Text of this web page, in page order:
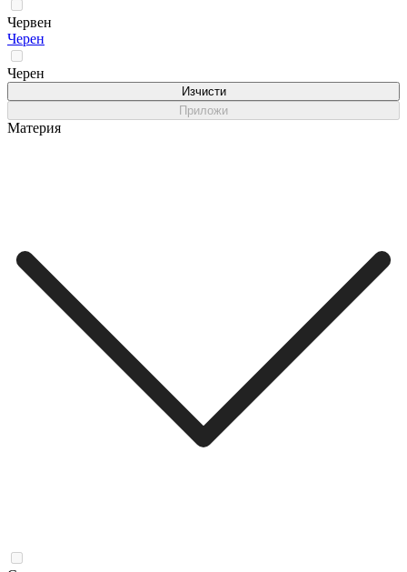
Червен
Черен
Черен
Изчисти
Приложи
Материя